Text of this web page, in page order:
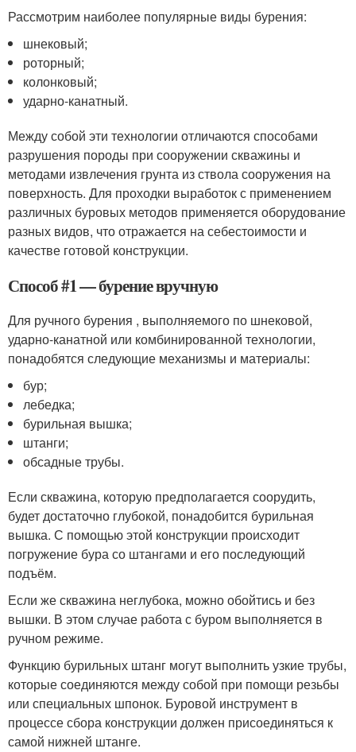
Рассмотрим наиболее популярные виды бурения:
шнековый;
роторный;
колонковый;
ударно-канатный.
Между собой эти технологии отличаются способами
разрушения породы при сооружении скважины и
методами извлечения грунта из ствола сооружения на
поверхность. Для проходки выработок с применением
различных буровых методов применяется оборудование
разных видов, что отражается на себестоимости и
качестве готовой конструкции.
Способ #1 — бурение вручную
Для ручного бурения , выполняемого по шнековой,
ударно-канатной или комбинированной технологии,
понадобятся следующие механизмы и материалы:
бур;
лебедка;
бурильная вышка;
штанги;
обсадные трубы.
Если скважина, которую предполагается соорудить,
будет достаточно глубокой, понадобится бурильная
вышка. С помощью этой конструкции происходит
погружение бура со штангами и его последующий
подъём.
Если же скважина неглубока, можно обойтись и без
вышки. В этом случае работа с буром выполняется в
ручном режиме.
Функцию бурильных штанг могут выполнить узкие трубы,
которые соединяются между собой при помощи резьбы
или специальных шпонок. Буровой инструмент в
процессе сбора конструкции должен присоединяться к
самой нижней штанге.